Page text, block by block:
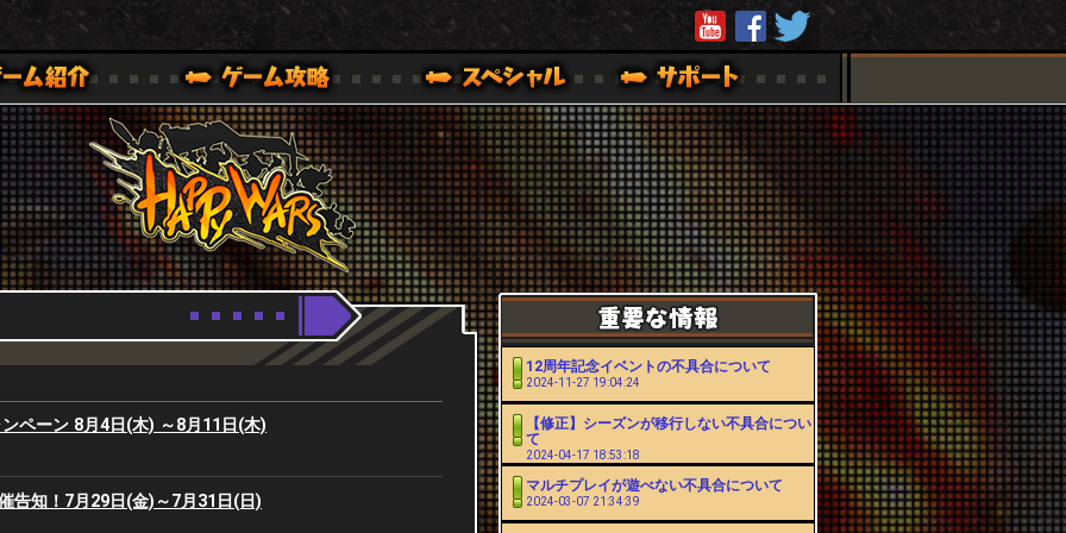
HappyWars
Youtube
ONE VER.]
ーウォーズ)公式サイト [ XBOX 360,XBOX ONE VER.]
ペーン 8月4日(木) ～8月11日(木)
告知！7月29日(金)～7月31日(日)
12周年記念イベントの不具合について
2024-11-27 19:04:24
【修正】シーズンが移行しない不具合につい
て
2024-04-17 18:53:18
マルチプレイが遊べない不具合について
2024-03-07 21:34:39